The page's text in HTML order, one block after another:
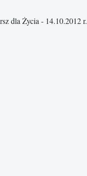
dla Życia - 14.10.2012 r.